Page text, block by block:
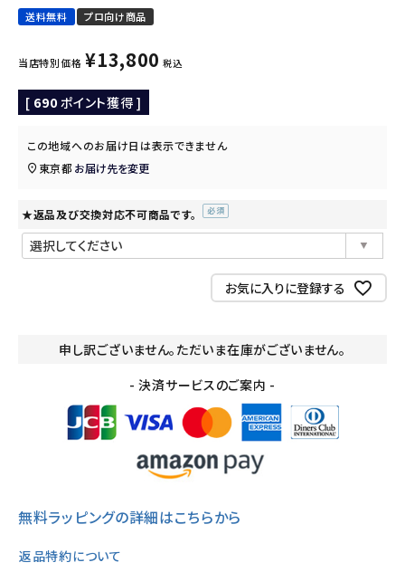
送料無料 プロ向け商品
当店特別価格 ¥13,800 税込
[ 690 ポイント獲得 ]
この地域へのお届け日は表示できません
東京都 お届け先を変更
★返品及び交換対応不可商品です。
お気に入りに登録する
申し訳ございません。ただいま在庫がございません。
- 決済サービスのご案内 -
無料ラッピングの詳細はこちらから
返品特約について